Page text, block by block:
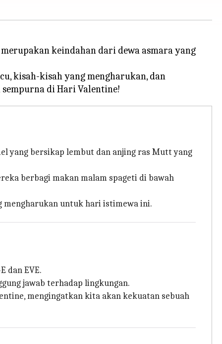
keindahan dari dewa asmara yang
kisah-kisah yang mengharukan, dan
yang bersikap lembut dan anjing ras Mutt yang
berbagi makan malam spageti di bawah
mengharukan untuk hari istimewa ini.
dan EVE.
jawab terhadap lingkungan.
mengingatkan kita akan kekuatan sebuah